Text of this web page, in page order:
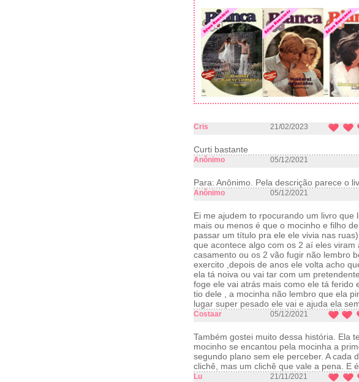
Cris 21/02/2023
Curti bastante
Anônimo 05/12/2021
Para: Anônimo. Pela descrição parece o
Anônimo 05/12/2021
Ei me ajudem to rpocurando um livro
mais ou menos é que o mocinho e filho
passar um título pra ele ele vivia nas
que acontece algo com os 2 aí eles
casamento ou os 2 vão fugir não lembro
exercito ,depois de anos ele volta acho
ela tá noiva ou vai tar com um
foge ele vai atrás mais como ele tá ferido
tio dele , a mocinha não lembro que ela
lugar super pesado ele vai e ajuda ela
Costaar 05/12/2021
Também gostei muito dessa história. Ela
mocinho se encantou pela mocinha a
segundo plano sem ele perceber. A cada
clichê, mas um clichê que vale a pena. E
Lu 21/11/2021